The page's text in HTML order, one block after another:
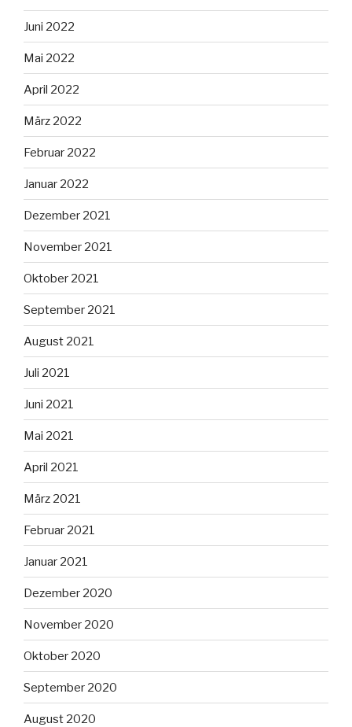
Juni 2022
Mai 2022
April 2022
März 2022
Februar 2022
Januar 2022
Dezember 2021
November 2021
Oktober 2021
September 2021
August 2021
Juli 2021
Juni 2021
Mai 2021
April 2021
März 2021
Februar 2021
Januar 2021
Dezember 2020
November 2020
Oktober 2020
September 2020
August 2020